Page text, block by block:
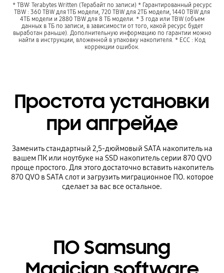
* TBW: Terabytes Written (Терабайт по записи) * Гарантированный ресурс
TBW : 360 TBW для 1TБ модели, 720 TBW для 2TБ модели, 1440 TBW для
4TБ модели и 2880 TBW для 8 ТБ модели. * 3 года или TBW (объем
данных в ТБ по записи, в зависимости от того, какой ресурс будет
выработан раньше). Дополнительную информацию по гарантии можно
найти в инструкции, вложенной в упаковку накопителя. * ECC : Код
коррекции ошибок.
Простота установки
при апгрейде
Заменить стандартный 2,5-дюймовый SATA накопитель на
вашем ПК или ноутбуке на SSD накопитель серии 870 QVO
проще простого. Для этого достаточно вставить накопитель
870 QVO в SATA слот и загрузить миграционное ПО. которое
сделает за вас все остальное.
ПО Samsung